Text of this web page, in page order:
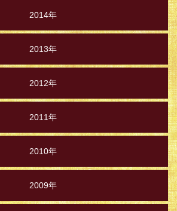
2014年
2013年
2012年
2011年
2010年
2009年